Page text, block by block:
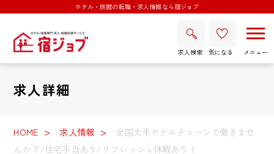
ホテル・旅館の転職・求人情報なら宿ジョブ
求人検索 気になる
求人詳細
HOME 求人情報
全国大手ホテルチェーンで働きませ
んか？/住宅手当あり/リフレッシュ休暇あり！